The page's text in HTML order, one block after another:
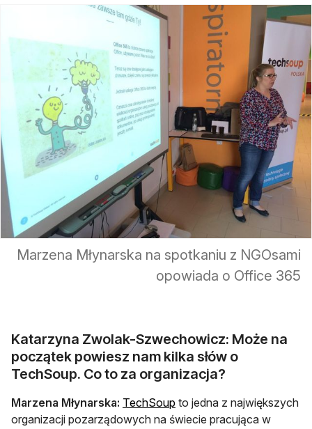
Marzena Młynarska na spotkaniu z NGOsami
opowiada o Office 365
Katarzyna Zwolak-Szwechowicz: Może na
początek powiesz nam kilka słów o
TechSoup. Co to za organizacja?
Marzena Młynarska: TechSoup to jedna z największych
organizacji pozarządowych na świecie pracująca w